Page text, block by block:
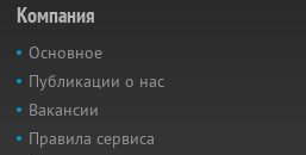
Компания
Основное
Публикации о нас
Вакансии
Правила сервиса